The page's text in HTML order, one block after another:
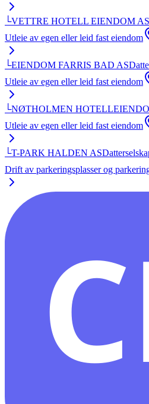
└VETTRE HOTELL EIENDOM AS
Utleie av egen eller leid fast eiendom
└EIENDOM FARRIS BAD AS
Utleie av egen eller leid fast eiendom
└NØTHOLMEN
Utleie av egen eller leid fast eiendom
└T-PARK HALDEN AS
Drift av parkeringsplasser og